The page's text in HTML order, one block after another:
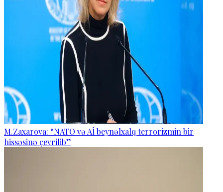
M.Zaxarova: “NATO və Aİ beynəlxalq terrorizmin bir
hissəsinə çevrilib”